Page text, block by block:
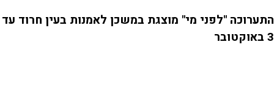
התערוכה "לפני מי" מוצגת במשכן לאמנות בעין חרוד עד
3 באוקטובר